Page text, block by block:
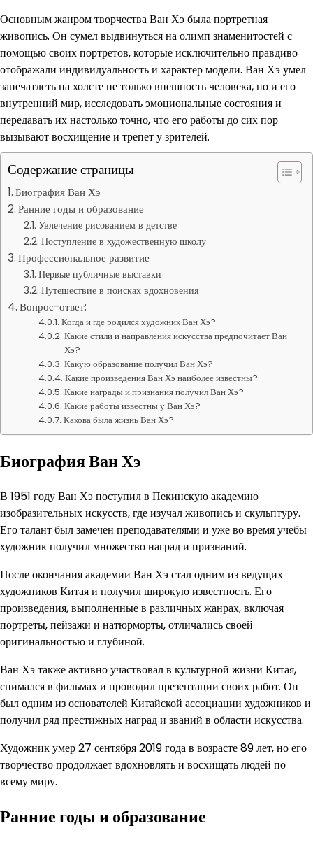
Основным жанром творчества Ван Хэ была портретная
живопись. Он сумел выдвинуться на олимп знаменитостей с
помощью своих портретов, которые исключительно правдиво
отображали индивидуальность и характер модели. Ван Хэ умел
запечатлеть на холсте не только внешность человека, но и его
внутренний мир, исследовать эмоциональные состояния и
передавать их настолько точно, что его работы до сих пор
вызывают восхищение и трепет у зрителей.
Содержание страницы
Биография Ван Хэ
Ранние годы и образование
Увлечение рисованием в детстве
Поступление в художественную школу
Профессиональное развитие
Первые публичные выставки
Путешествие в поисках вдохновения
Вопрос-ответ:
Когда и где родился художник Ван Хэ?
Какие стили и направления искусства предпочитает Ван
Хэ?
Какую образование получил Ван Хэ?
Какие произведения Ван Хэ наиболее известны?
Какие награды и признания получил Ван Хэ?
Какие работы известны у Ван Хэ?
Какова была жизнь Ван Хэ?
Биография Ван Хэ
В 1951 году Ван Хэ поступил в Пекинскую академию
изобразительных искусств, где изучал живопись и скульптуру.
Его талант был замечен преподавателями и уже во время учебы
художник получил множество наград и признаний.
После окончания академии Ван Хэ стал одним из ведущих
художников Китая и получил широкую известность. Его
произведения, выполненные в различных жанрах, включая
портреты, пейзажи и натюрморты, отличались своей
оригинальностью и глубиной.
Ван Хэ также активно участвовал в культурной жизни Китая,
снимался в фильмах и проводил презентации своих работ. Он
был одним из основателей Китайской ассоциации художников и
получил ряд престижных наград и званий в области искусства.
Художник умер 27 сентября 2019 года в возрасте 89 лет, но его
творчество продолжает вдохновлять и восхищать людей по
всему миру.
Ранние годы и образование